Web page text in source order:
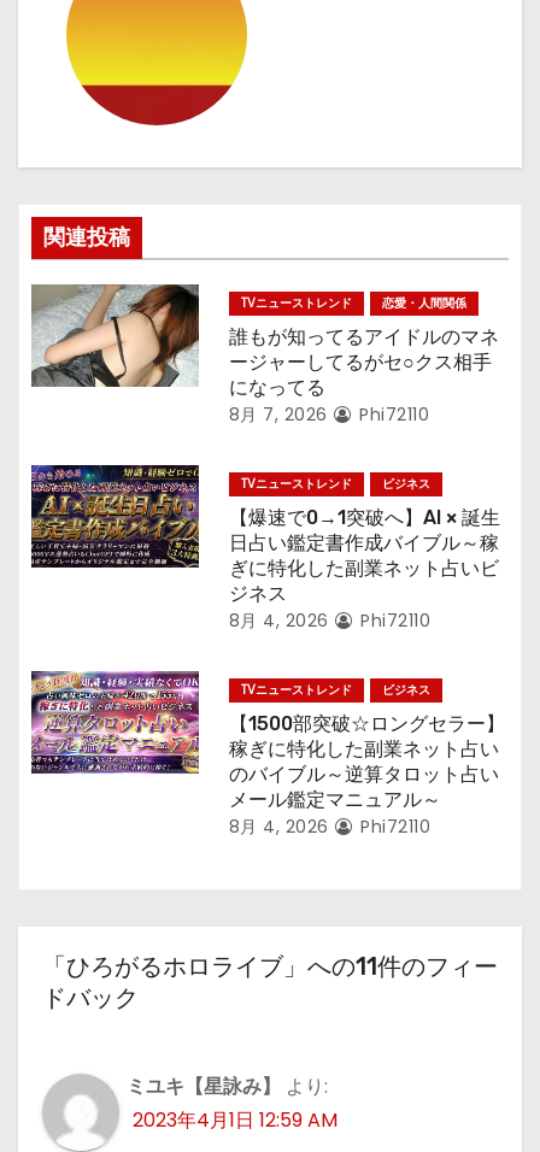
ゲ
ー
ョ
ン
関連投稿
TVニューストレンド 恋愛・人間関係
誰もが知ってるアイドルのマネ
ージャーしてるがセ○クス相手
になってる
8月 7, 2026 Phi72110
TVニューストレンド ビジネス
【爆速で0→1突破へ】AI × 誕生
日占い鑑定書作成バイブル～稼
ぎに特化した副業ネット占いビ
ジネス
8月 4, 2026 Phi72110
TVニューストレンド ビジネス
【1500部突破☆ロングセラー】
稼ぎに特化した副業ネット占い
のバイブル～逆算タロット占い
メール鑑定マニュアル～
8月 4, 2026 Phi72110
「ひろがるホロライブ」への11件のフィー
ドバック
ミユキ【星詠み】
より:
2023年4月1日 12:59 AM